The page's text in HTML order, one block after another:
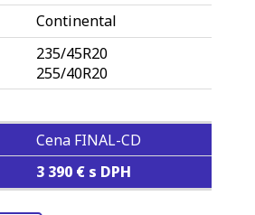
Continental
235/45R20
255/40R20
Cena FINAL-CD
3 390 € s DPH